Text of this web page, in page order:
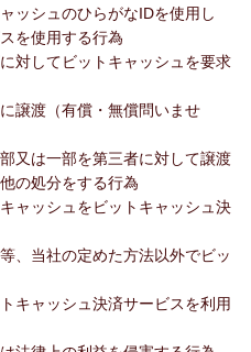
ッシュのひらがなIDを使用し
を使用する行為
対してビットキャッシュを要求
譲渡（有償・無償問いませ
又は一部を第三者に対して譲渡
の処分をする行為
ャッシュをビットキャッシュ決
、当社の定めた方法以外でビッ
キャッシュ決済サービスを利用